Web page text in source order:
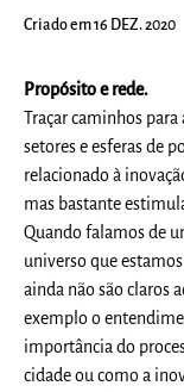
Criado em 16 DEZ. 2020
Propósito e rede.
Traçar caminhos
setores e esferas de
relacionado à
mas bastante
Quando falamos de
universo que
ainda não são claros
exemplo o
importância do
cidade ou como a